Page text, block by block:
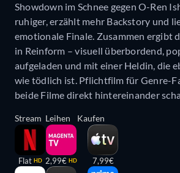
Showdown im Schnee gegen O-Ren
ruhiger, erzählt mehr Backstory und
emotionale Finale. Zusammen ergibt
in Reinform – visuell überbordend,
aufgeladen und mit einer Heldin, die
wie tödlich ist. Pflichtfilm für Genre-
beide Filme direkt hintereinander
Stream
Flat HD
Leihen
2,99€ HD
Kaufen
7,99€